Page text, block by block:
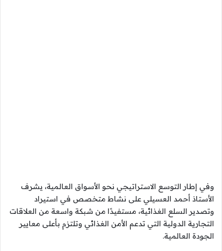
وفي إطار التوسع الاستراتيجي نحو الأسواق العالمية، يشرف
الأستاذ أحمد العسيلي على نشاط متخصص في استيراد
وتصدير السلع الغذائية، مستفيدًا من شبكة واسعة من العلاقات
التجارية الدولية التي تدعم الأمن الغذائي وتلتزم بأعلى معايير
الجودة العالمية.